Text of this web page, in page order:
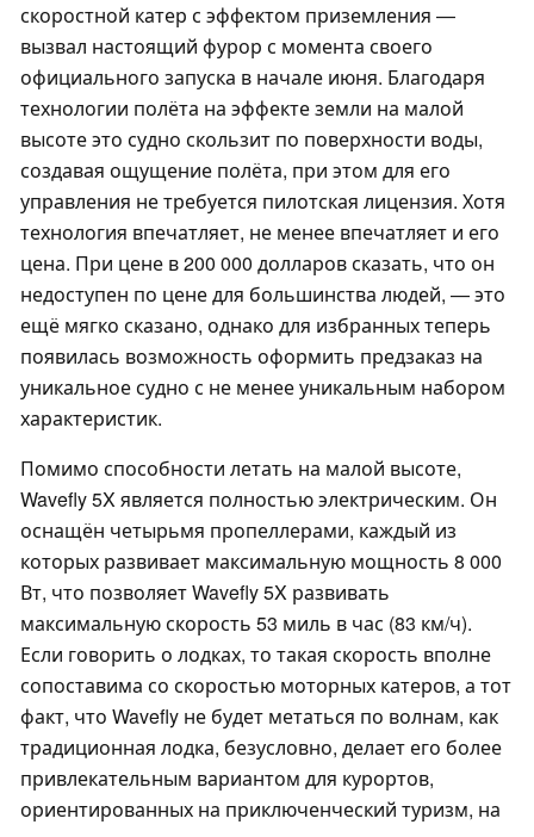
скоростной катер с эффектом приземления —
вызвал настоящий фурор с момента своего
официального запуска в начале июня. Благодаря
технологии полёта на эффекте земли на малой
высоте это судно скользит по поверхности воды,
создавая ощущение полёта, при этом для его
управления не требуется пилотская лицензия. Хотя
технология впечатляет, не менее впечатляет и его
цена. При цене в 200 000 долларов сказать, что он
недоступен по цене для большинства людей, — это
ещё мягко сказано, однако для избранных теперь
появилась возможность оформить предзаказ на
уникальное судно с не менее уникальным набором
характеристик.
Помимо способности летать на малой высоте,
Wavefly 5X является полностью электрическим. Он
оснащён четырьмя пропеллерами, каждый из
которых развивает максимальную мощность 8 000
Вт, что позволяет Wavefly 5X развивать
максимальную скорость 53 миль в час (83 км/ч).
Если говорить о лодках, то такая скорость вполне
сопоставима со скоростью моторных катеров, а тот
факт, что Wavefly не будет метаться по волнам, как
традиционная лодка, безусловно, делает его более
привлекательным вариантом для курортов,
ориентированных на приключенческий туризм, на